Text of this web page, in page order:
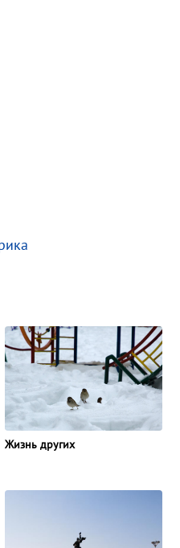
Жизнь других